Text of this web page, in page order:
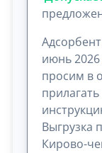
июнь 2026
просим в
Выгрузка
Кирово-